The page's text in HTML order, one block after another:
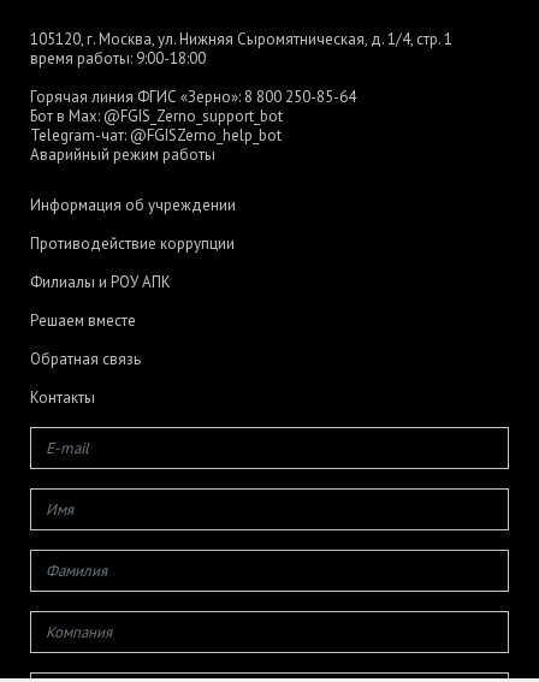
105120, г. Москва, ул. Нижняя Сыромятническая, д. 1/4, стр. 1
время работы: 9:00-18:00
Горячая линия ФГИС «Зерно»: 8 800 250-85-64
Бот в Max: @FGIS_Zerno_support_bot
Telegram-чат: @FGISZerno_help_bot
Аварийный режим работы
Информация об учреждении
Противодействие коррупции
Филиалы и РОУ АПК
Решаем вместе
Обратная связь
Контакты